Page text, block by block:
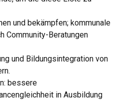
und bekämpfen; kommunale
Community-Beratungen
und Bildungsintegration von
bessere
in Ausbildung